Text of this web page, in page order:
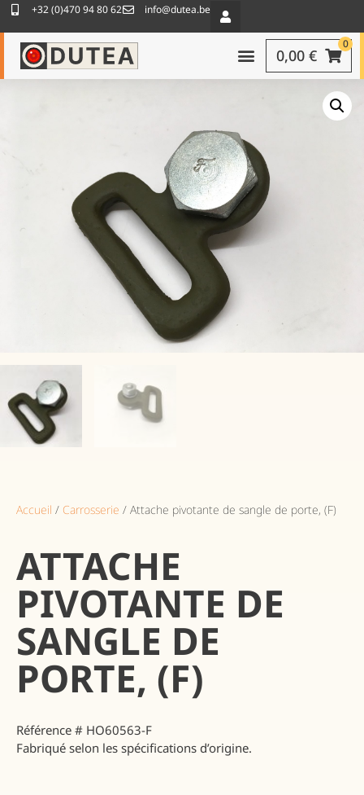
+32 (0)470 94 80 62 info@dutea.be
0
0,00 €
Accueil / Carrosserie / Attache pivotante de sangle de porte, (F)
ATTACHE
PIVOTANTE DE
SANGLE DE
PORTE, (F)
Référence # HO60563-F
Fabriqué selon les spécifications d’origine.